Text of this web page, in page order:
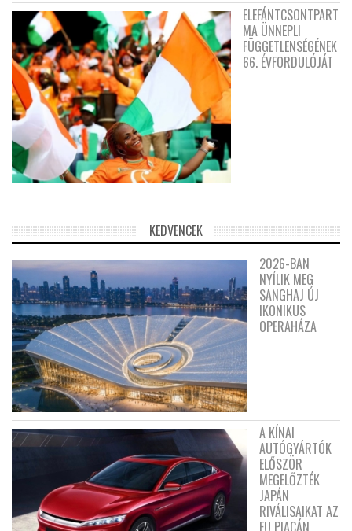
ELEFÁNTCSONTPART
MA ÜNNEPLI
FÜGGETLENSÉGÉNEK
66. ÉVFORDULÓJÁT
KEDVENCEK
2026-BAN
NYÍLIK MEG
SANGHAJ ÚJ
IKONIKUS
OPERAHÁZA
A KÍNAI
AUTÓGYÁRTÓK
ELŐSZÖR
MEGELŐZTÉK
JAPÁN
RIVÁLISAIKAT AZ
EU PIACÁN